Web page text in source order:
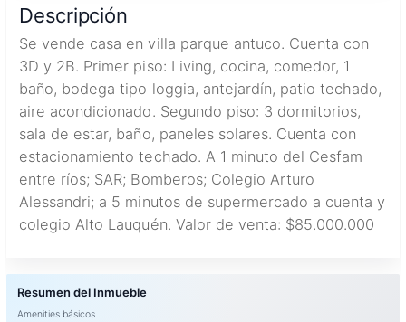
Descripción
Se vende casa en villa parque antuco. Cuenta con
3D y 2B. Primer piso: Living, cocina, comedor, 1
baño, bodega tipo loggia, antejardín, patio techado,
aire acondicionado. Segundo piso: 3 dormitorios,
sala de estar, baño, paneles solares. Cuenta con
estacionamiento techado. A 1 minuto del Cesfam
entre ríos; SAR; Bomberos; Colegio Arturo
Alessandri; a 5 minutos de supermercado a cuenta y
colegio Alto Lauquén. Valor de venta: $85.000.000
Amenities básicos